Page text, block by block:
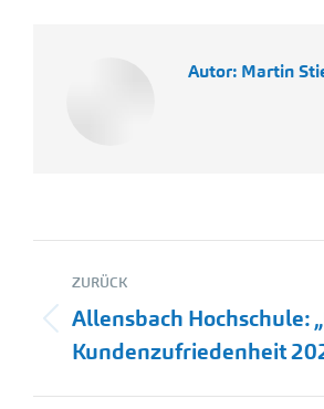
Autor: Martin
ZURÜCK
Vorheriger
Beitrag:
Allensbach Hochschule:
Kundenzufriedenheit